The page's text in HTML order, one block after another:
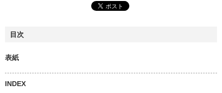
目次
表紙
INDEX